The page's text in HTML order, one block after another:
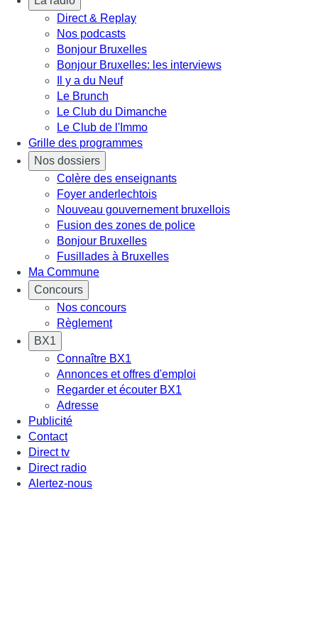
Direct & Replay
Nos podcasts
Bonjour Bruxelles
Bonjour Bruxelles: les interviews
Il y a du Neuf
Le Brunch
Le Club du Dimanche
Le Club de l'Immo
Grille des programmes
Nos dossiers
Colère des enseignants
Foyer anderlechtois
Nouveau gouvernement bruxellois
Fusion des zones de police
Bonjour Bruxelles
Fusillades à Bruxelles
Ma Commune
Concours
Nos concours
Règlement
BX1
Connaître BX1
Annonces et offres d'emploi
Regarder et écouter BX1
Adresse
Publicité
Contact
Direct tv
Direct radio
Alertez-nous